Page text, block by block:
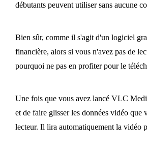
débutants peuvent utiliser sans aucune
Bien sûr, comme il s'agit d'un logiciel
financière, alors si vous n'avez pas de
pourquoi ne pas en profiter pour le
Une fois que vous avez lancé VLC
et de faire glisser les données vidéo que
lecteur. Il lira automatiquement la vidéo